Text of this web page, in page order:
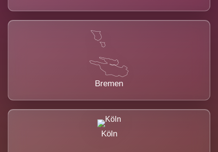
Bremen
Köln